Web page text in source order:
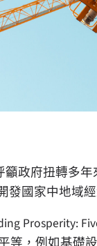
政府扭轉多
國家中地域
Prosperity: